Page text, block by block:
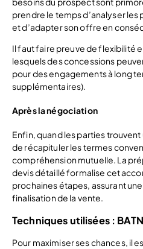
prendre le temps d’analyser
et d’adapter son offre en
Il faut faire preuve de flexibilité
lesquels des concessions
pour des engagements à long
supplémentaires).
Après la négociation
Enfin, quand les parties
de récapituler les termes
compréhension mutuelle. La
devis détaillé formalise cet
prochaines étapes, assurant
finalisation de la vente.
Techniques utilisées :
Pour maximiser ses chances, il